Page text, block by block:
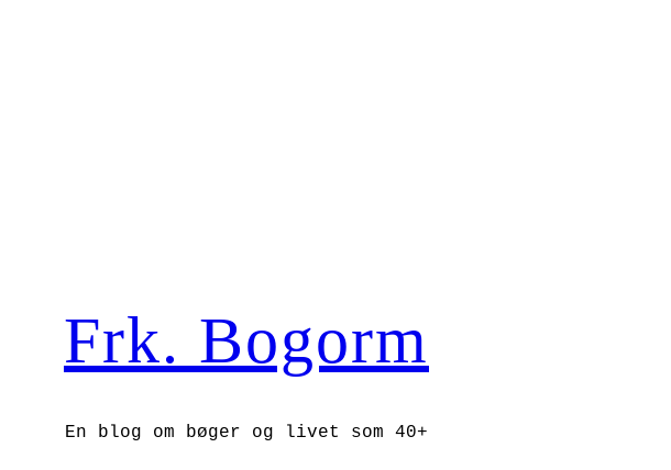
Frk. Bogorm
En blog om bøger og livet som 40+